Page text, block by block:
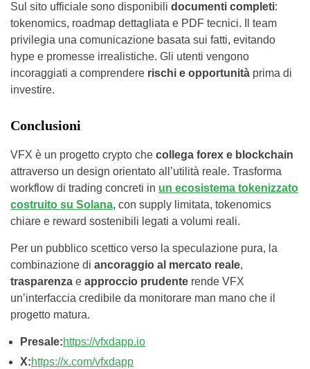
Sul sito ufficiale sono disponibili documenti completi:
tokenomics, roadmap dettagliata e PDF tecnici. Il team
privilegia una comunicazione basata sui fatti, evitando
hype e promesse irrealistiche. Gli utenti vengono
incoraggiati a comprendere rischi e opportunità prima di
investire.
Conclusioni
VFX è un progetto crypto che collega forex e blockchain
attraverso un design orientato all’utilità reale. Trasforma
workflow di trading concreti in un ecosistema tokenizzato
costruito su Solana, con supply limitata, tokenomics
chiare e reward sostenibili legati a volumi reali.
Per un pubblico scettico verso la speculazione pura, la
combinazione di ancoraggio al mercato reale,
trasparenza e approccio prudente rende VFX
un’interfaccia credibile da monitorare man mano che il
progetto matura.
Presale:https://vfxdapp.io
X:https://x.com/vfxdapp